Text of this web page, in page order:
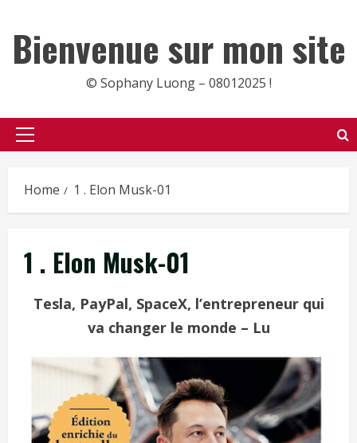
content
Bienvenue sur mon site
© Sophany Luong – 08012025 !
Primary
Home 1 . Elon Musk-01
1 . Elon Musk-01
Tesla, PayPal, SpaceX, l’entrepreneur qui
va changer le monde – Lu